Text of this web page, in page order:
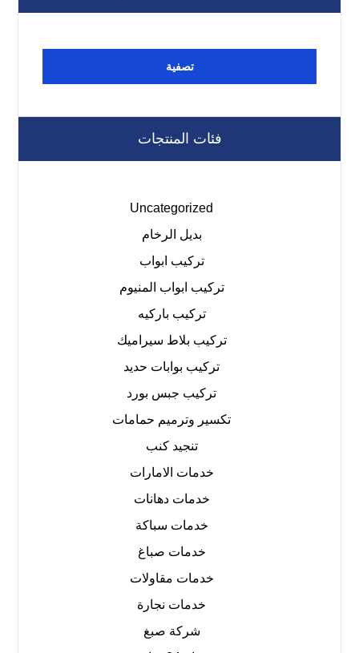
تصفية
فئات المنتجات
Uncategorized
بديل الرخام
تركيب ابواب
تركيب ابواب المنيوم
تركيب باركيه
تركيب بلاط سيراميك
تركيب بوابات حديد
تركيب جبس بورد
تكسير وترميم حمامات
تنجيد كنب
خدمات الامارات
خدمات دهانات
خدمات سباكة
خدمات صباغ
خدمات مقاولات
خدمات نجارة
شركة صبغ